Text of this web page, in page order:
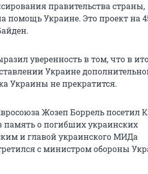
правительства страны,
помощь Украине. Это проект на
уверенность в том, что в
Украине
Украины не прекратится.
Жозеп Боррель посетил
о погибших украинских
и главой украинского МИДа
с министром обороны